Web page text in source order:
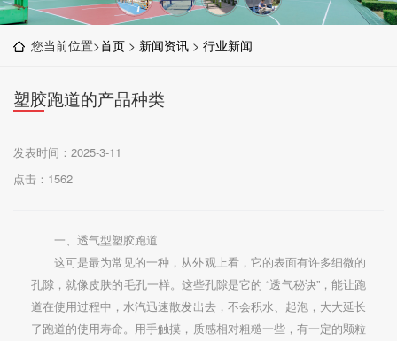
您当前位置>首页 > 新闻资讯 > 行业新闻
塑胶跑道的产品种类
发表时间：2025-3-11
点击：1562
一、透气型塑胶跑道
这可是最为常见的一种，从外观上看，它的表面有许多细微的
孔隙，就像皮肤的毛孔一样。这些孔隙是它的 “透气秘诀”，能让跑
道在使用过程中，水汽迅速散发出去，不会积水、起泡，大大延长
了跑道的使用寿命。用手触摸，质感相对粗糙一些，有一定的颗粒